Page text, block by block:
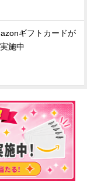
ギフトカードが
施中